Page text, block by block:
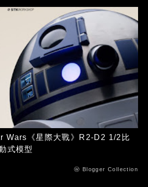
Wars《星際大戰》R2-D2 1/2比
式模型
ⓦ Blogger Collection